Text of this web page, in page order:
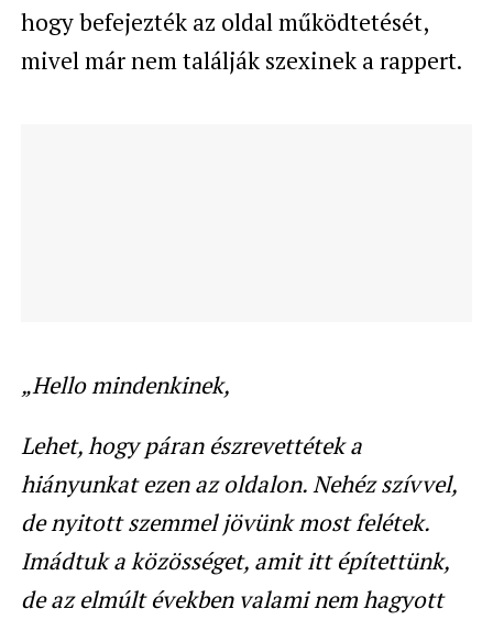
hogy befejezték az oldal működtetését,
mivel már nem találják szexinek a rappert.
„Hello mindenkinek,
Lehet, hogy páran észrevettétek a
hiányunkat ezen az oldalon. Nehéz szívvel,
de nyitott szemmel jövünk most felétek.
Imádtuk a közösséget, amit itt építettünk,
de az elmúlt években valami nem hagyott